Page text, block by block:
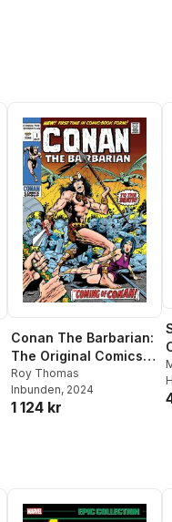
Conan The Barbarian:
The Original Comics
Omnibus Vol.1
Roy Thomas
Inbunden, 2024
1 124 kr